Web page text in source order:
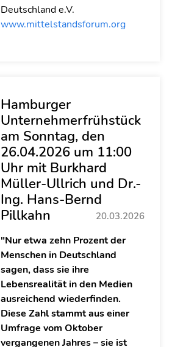
Deutschland e.V.
www.mittelstandsforum.org
Hamburger
Unternehmerfrühstück
am Sonntag, den
26.04.2026 um 11:00
Uhr mit Burkhard
Müller-Ullrich und Dr.-
Ing. Hans-Bernd
Pillkahn
20.03.2026
"Nur etwa zehn Prozent der
Menschen in Deutschland
sagen, dass sie ihre
Lebensrealität in den Medien
ausreichend wiederfinden.
Diese Zahl stammt aus einer
Umfrage vom Oktober
vergangenen Jahres – sie ist